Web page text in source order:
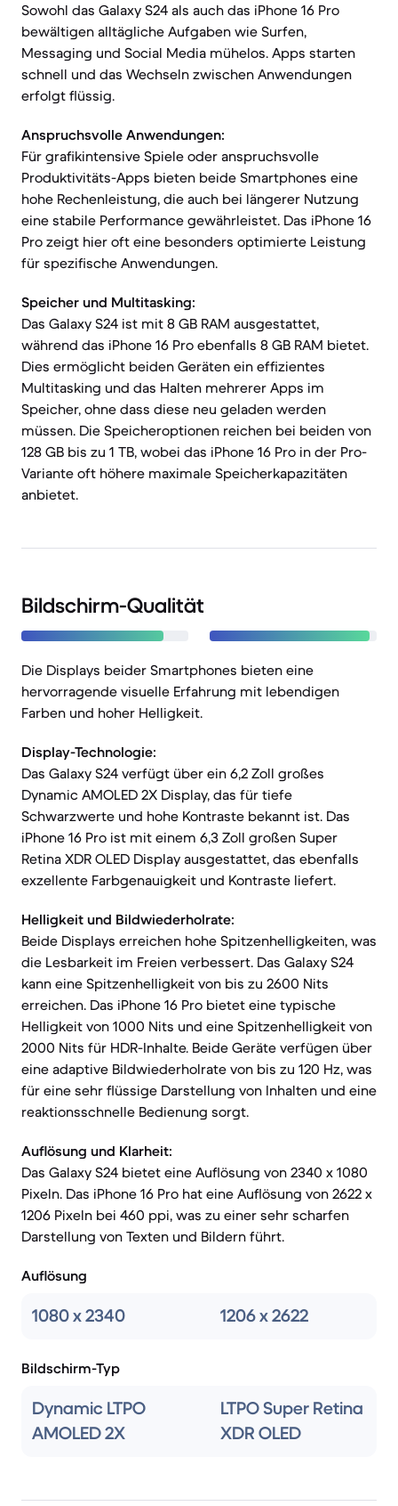
Sowohl das Galaxy S24 als auch das iPhone 16 Pro
bewältigen alltägliche Aufgaben wie Surfen,
Messaging und Social Media mühelos. Apps starten
schnell und das Wechseln zwischen Anwendungen
erfolgt flüssig.
Anspruchsvolle Anwendungen:
Für grafikintensive Spiele oder anspruchsvolle
Produktivitäts-Apps bieten beide Smartphones eine
hohe Rechenleistung, die auch bei längerer Nutzung
eine stabile Performance gewährleistet. Das iPhone 16
Pro zeigt hier oft eine besonders optimierte Leistung
für spezifische Anwendungen.
Speicher und Multitasking:
Das Galaxy S24 ist mit 8 GB RAM ausgestattet,
während das iPhone 16 Pro ebenfalls 8 GB RAM bietet.
Dies ermöglicht beiden Geräten ein effizientes
Multitasking und das Halten mehrerer Apps im
Speicher, ohne dass diese neu geladen werden
müssen. Die Speicheroptionen reichen bei beiden von
128 GB bis zu 1 TB, wobei das iPhone 16 Pro in der Pro-
Variante oft höhere maximale Speicherkapazitäten
anbietet.
Bildschirm-Qualität
Die Displays beider Smartphones bieten eine
hervorragende visuelle Erfahrung mit lebendigen
Farben und hoher Helligkeit.
Display-Technologie:
Das Galaxy S24 verfügt über ein 6,2 Zoll großes
Dynamic AMOLED 2X Display, das für tiefe
Schwarzwerte und hohe Kontraste bekannt ist. Das
iPhone 16 Pro ist mit einem 6,3 Zoll großen Super
Retina XDR OLED Display ausgestattet, das ebenfalls
exzellente Farbgenauigkeit und Kontraste liefert.
Helligkeit und Bildwiederholrate:
Beide Displays erreichen hohe Spitzenhelligkeiten, was
die Lesbarkeit im Freien verbessert. Das Galaxy S24
kann eine Spitzenhelligkeit von bis zu 2600 Nits
erreichen. Das iPhone 16 Pro bietet eine typische
Helligkeit von 1000 Nits und eine Spitzenhelligkeit von
2000 Nits für HDR-Inhalte. Beide Geräte verfügen über
eine adaptive Bildwiederholrate von bis zu 120 Hz, was
für eine sehr flüssige Darstellung von Inhalten und eine
reaktionsschnelle Bedienung sorgt.
Auflösung und Klarheit:
Das Galaxy S24 bietet eine Auflösung von 2340 x 1080
Pixeln. Das iPhone 16 Pro hat eine Auflösung von 2622 x
1206 Pixeln bei 460 ppi, was zu einer sehr scharfen
Darstellung von Texten und Bildern führt.
Auflösung
1080 x 2340 1206 x 2622
Bildschirm-Typ
Dynamic LTPO
AMOLED 2X
LTPO Super Retina
XDR OLED